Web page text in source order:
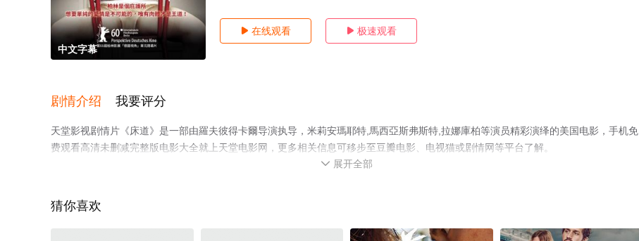
中文字幕
 在线观看  极速观看
剧情介绍 我要评分
天堂影视剧情片《床道》是一部由羅夫彼得卡爾导演执导，米莉安瑪耶特,馬西亞斯弗斯特,拉娜庫柏等演员精彩演绎的美国电影，手机免
费观看高清未删减完整版电影大全就上天堂电影网，更多相关信息可移步至豆瓣电影、电视猫或剧情网等平台了解。
 展开全部
猜你喜欢